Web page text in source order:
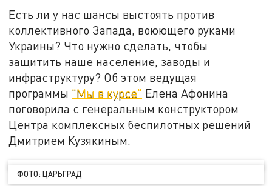
Есть ли у нас шансы выстоять против
коллективного Запада, воюющего руками
Украины? Что нужно сделать, чтобы
защитить наше население, заводы и
инфраструктуру? Об этом ведущая
программы "Мы в курсе" Елена Афонина
поговорила с генеральным конструктором
Центра комплексных беспилотных решений
Дмитрием Кузякиным.
ФОТО: ЦАРЬГРАД